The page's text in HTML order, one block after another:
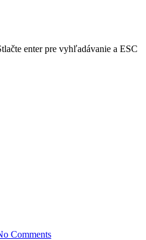
enter pre vyhľadávanie a ESC
Comments